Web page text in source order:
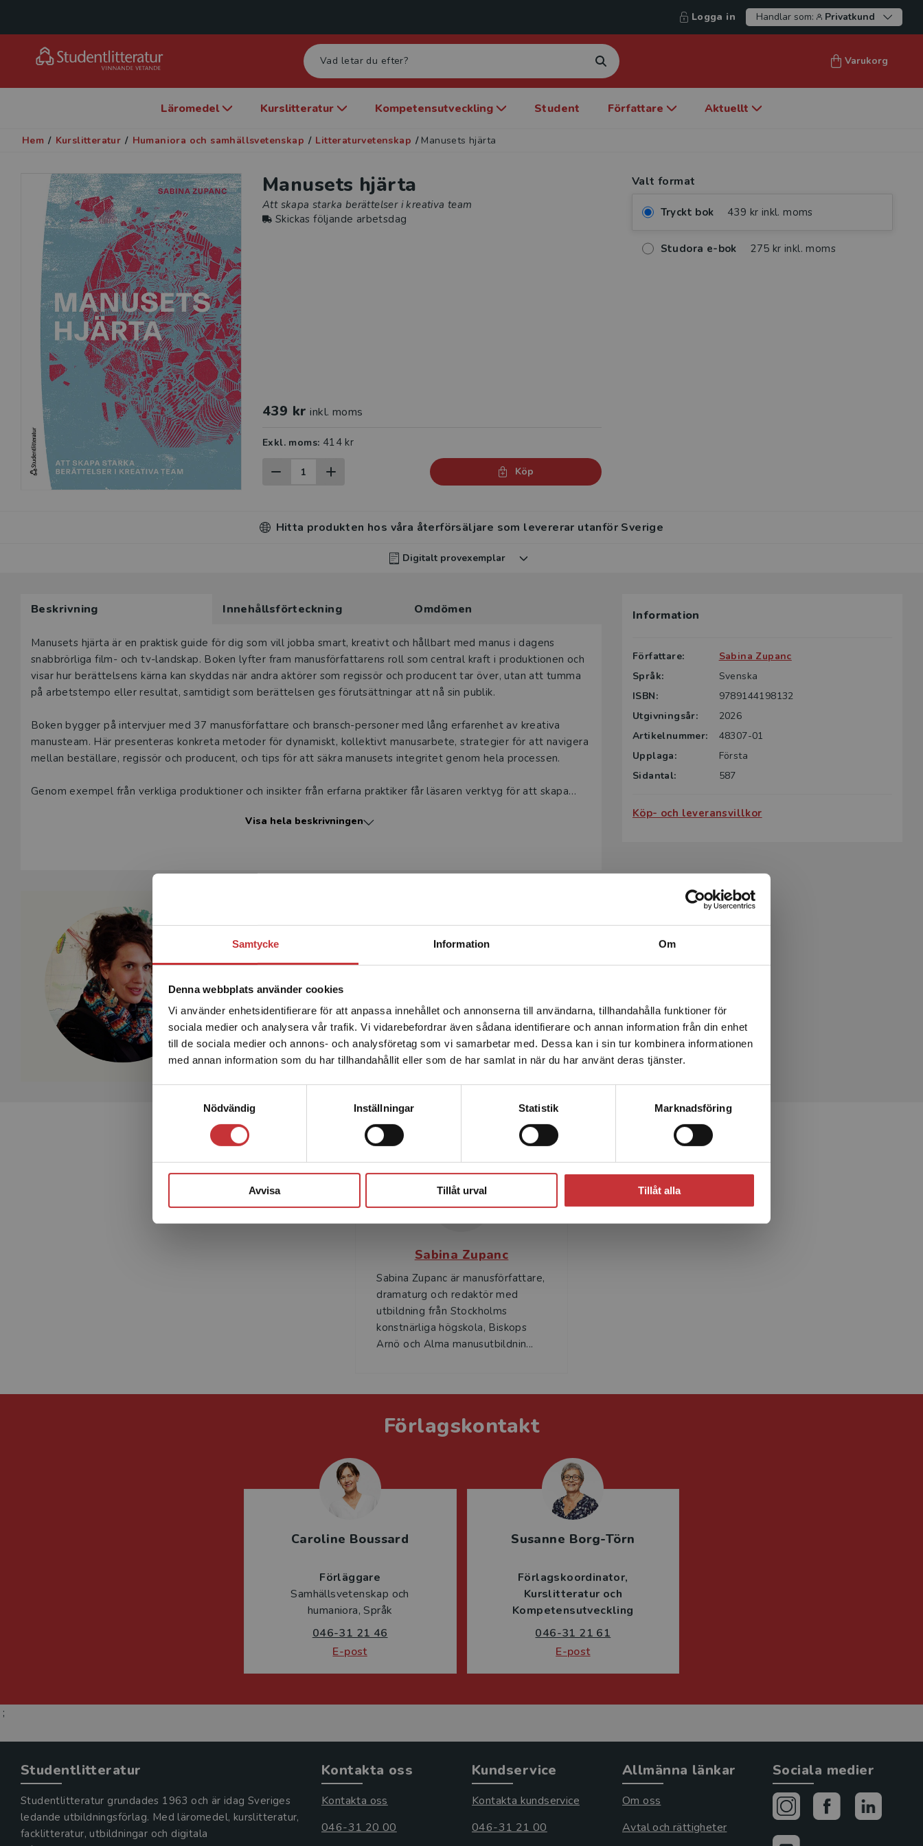
Samtycke Information Om
Denna webbplats använder cookies
Vi använder enhetsidentifierare för att anpassa innehållet och annonserna till användarna, tillhandahålla funktioner för
sociala medier och analysera vår trafik. Vi vidarebefordrar även sådana identifierare och annan information från din enhet
till de sociala medier och annons- och analysföretag som vi samarbetar med. Dessa kan i sin tur kombinera informationen
med annan information som du har tillhandahållit eller som de har samlat in när du har använt deras tjänster.
Nödvändig
Inställningar Statistik Marknadsföring
Avvisa Tillåt urval Tillåt alla
Begränsad fraktregion
Det verkar som att du besöker studentlitteratur.se via en
enhet utanför Sverige. Vi erbjuder inte leveranser utanför
Sverige. För att kunna slutföra ett köp måste
leveransadressen vara i Sverige.Läs mer
Logga in Handlar som: Privatkund
Varukorg
Läromedel Kurslitteratur Kompetensutveckling Student Författare Aktuellt
Hem / Kurslitteratur / Humaniora och samhällsvetenskap / Litteraturvetenskap / Manusets hjärta
Manusets hjärta
Att skapa starka berättelser i kreativa team
Skickas följande arbetsdag
439 kr inkl. moms
Exkl. moms: 414 kr
Köp
Valt format
Tryckt bok 439 kr inkl. moms
Studora e-bok 275 kr inkl. moms
Hitta produkten hos våra återförsäljare som levererar utanför Sverige
Digitalt provexemplar
här produkten.
Våra digitala provexemplar tillhandahålls via Studora.se och ger dig tillgång till boken
under 180 dagar. Observera att erbjudandet endast gäller relevanta produkter för din
undervisning (nivå och ämne) och dig som är verksam i Sverige. Du kan alltid kontakta
vår
kundservice
om du önskar ytterligare information eller har frågor om produkten.
Den här produkten kan beställas av lärare på universitet eller högskola. Om det gäller
tjänsteexemplar av en kursbok på befintlig kurslista hänvisar vi till din arbetsgivare.
Beskrivning Innehållsförteckning Omdömen
Beskrivning
Manusets hjärta är en praktisk guide för dig som vill jobba smart, kreativt och hållbart med manus i dagens
snabbrörliga film- och tv-landskap. Boken lyfter fram manusförfattarens roll som central kraft i produktionen och
visar hur berättelsens kärna kan skyddas när andra aktörer som regissör och producent tar över, utan att tumma
på arbetstempo eller resultat, samtidigt som berättelsen ges förutsättningar att nå sin publik.
Boken bygger på intervjuer med 37 manusförfattare och bransch-personer med lång erfarenhet av kreativa
manusteam. Här presenteras konkreta metoder för dynamiskt, kollektivt manusarbete, strategier för att navigera
mellan beställare, regissör och producent, och tips för att säkra manusets integritet genom hela processen.
Genom exempel från verkliga produktioner och insikter från erfarna praktiker får läsaren verktyg för att skapa
alla nivåer, till studenter på manusutbildningar och till etablerade författare och andra med kreativa yrkesroller
Visa hela beskrivningen
"Ett så öppet samtal, där
manusförfattare och andra
för fler."
Läs intervjun med Sabina Zupanc
Information
Författare:
Sabina Zupanc
Språk:
Svenska
ISBN:
9789144198132
Utgivningsår:
2026
Artikelnummer:
48307-01
Upplaga:
Första
Sidantal:
587
Köp- och leveransvillkor
Sabina Zupanc
Sabina Zupanc är manusförfattare,
dramaturg och redaktör med
utbildning från Stockholms
konstnärliga högskola, Biskops
Arnö och Alma manusutbildnin...
Förlagskontakt
Caroline Boussard
Förläggare
Samhällsvetenskap och
humaniora, Språk
046-31 21 46
E-post
Susanne Borg-Törn
Förlagskoordinator
Kurslitteratur och
Kompetensutveckling
046-31 21 61
E-post
;
Studentlitteratur
Studentlitteratur grundades 1963 och är idag Sveriges
ledande utbildningsförlag. Med läromedel, kurslitteratur,
facklitteratur, utbildningar och digitala
Kontakta oss
Kontakta oss
046-31 20 00
Kundservice
Kontakta kundservice
046-31 21 00
Allmänna länkar
Om oss
Avtal och rättigheter
Sociala medier